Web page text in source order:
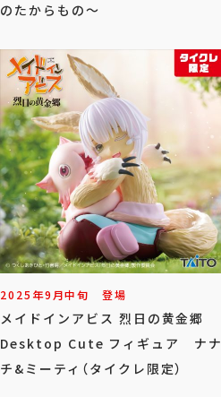
のたからもの～
2025年9月中旬 登場
メイドインアビス 烈日の黄金郷
Desktop Cute フィギュア ナナ
チ&ミーティ（タイクレ限定）